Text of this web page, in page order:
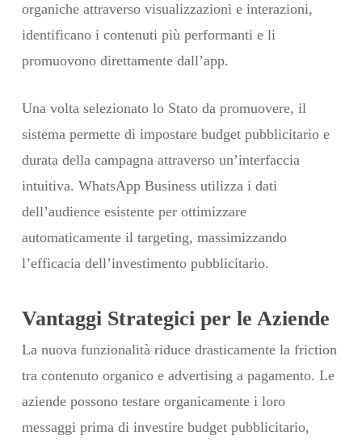
organiche attraverso visualizzazioni e interazioni,
identificano i contenuti più performanti e li
promuovono direttamente dall’app.
Una volta selezionato lo Stato da promuovere, il
sistema permette di impostare budget pubblicitario e
durata della campagna attraverso un’interfaccia
intuitiva. WhatsApp Business utilizza i dati
dell’audience esistente per ottimizzare
automaticamente il targeting, massimizzando
l’efficacia dell’investimento pubblicitario.
Vantaggi Strategici per le Aziende
La nuova funzionalità riduce drasticamente la friction
tra contenuto organico e advertising a pagamento. Le
aziende possono testare organicamente i loro
messaggi prima di investire budget pubblicitario,